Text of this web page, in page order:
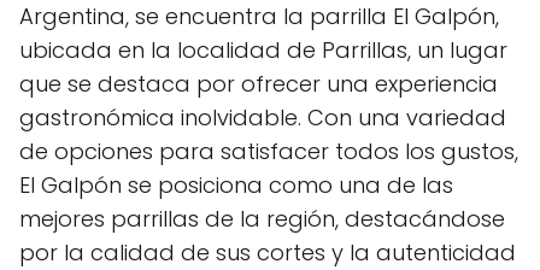
Argentina, se encuentra la parrilla El Galpón,
ubicada en la localidad de Parrillas, un lugar
que se destaca por ofrecer una experiencia
gastronómica inolvidable. Con una variedad
de opciones para satisfacer todos los gustos,
El Galpón se posiciona como una de las
mejores parrillas de la región, destacándose
por la calidad de sus cortes y la autenticidad